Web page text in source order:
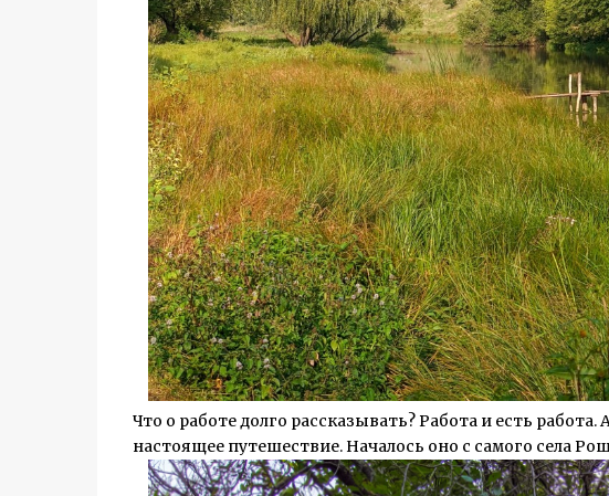
Что о работе долго рассказывать? Работа и есть
настоящее путешествие. Началось оно с самого села